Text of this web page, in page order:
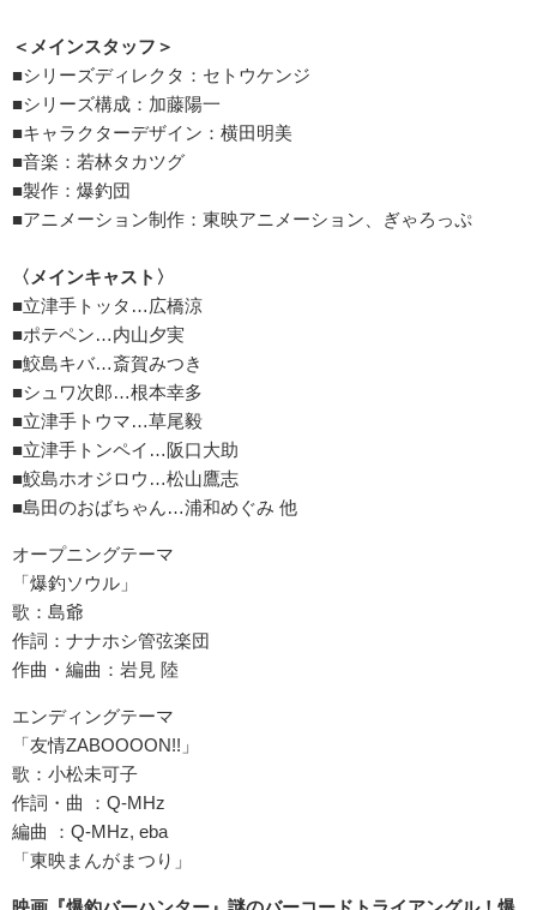
＜メインスタッフ＞
■シリーズディレクタ：セトウケンジ
■シリーズ構成：加藤陽一
■キャラクターデザイン：横田明美
■音楽：若林タカツグ
■製作：爆釣団
■アニメーション制作：東映アニメーション、ぎゃろっぷ
〈メインキャスト〉
■立津手トッタ…広橋涼
■ポテペン…内山夕実
■鮫島キバ…斎賀みつき
■シュワ次郎…根本幸多
■立津手トウマ…草尾毅
■立津手トンペイ…阪口大助
■鮫島ホオジロウ…松山鷹志
■島田のおばちゃん…浦和めぐみ 他
オープニングテーマ
「爆釣ソウル」
歌：島爺
作詞：ナナホシ管弦楽団
作曲・編曲：岩見 陸
エンディングテーマ
「友情ZABOOOON!!」
歌：小松未可子
作詞・曲 ：Q-MHz
編曲 ：Q-MHz, eba
「東映まんがまつり」